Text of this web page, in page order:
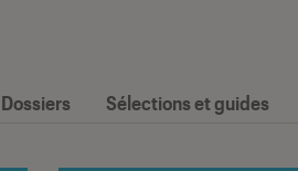
Dossiers Sélections et guides